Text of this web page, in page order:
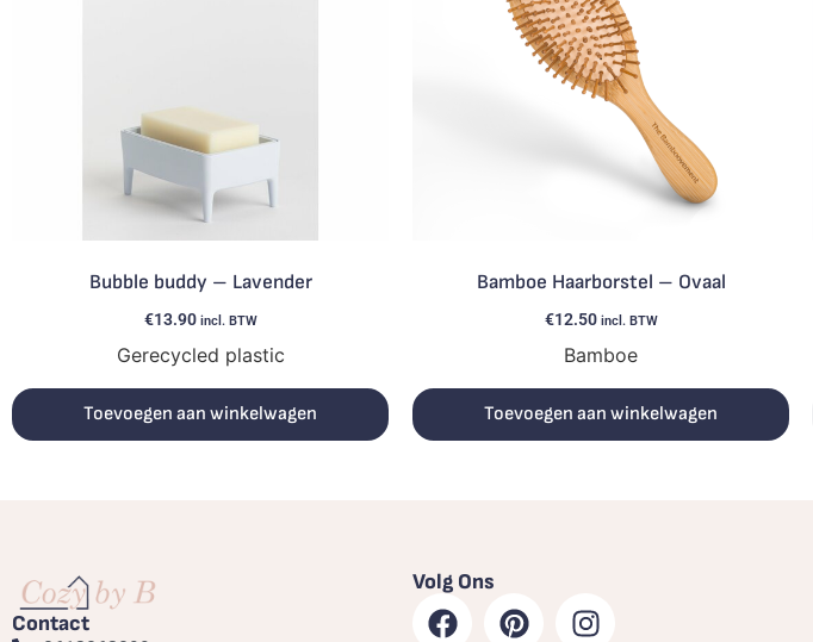
Bubble buddy – Lavender
€13.90 incl. BTW
Gerecycled plastic
Toevoegen aan winkelwagen
Bamboe Haarborstel – Ovaal
€12.50 incl. BTW
Bamboe
Toevoegen aan winkelwagen
Contact
Volg Ons